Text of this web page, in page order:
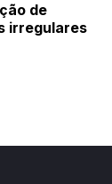
de
irregulares